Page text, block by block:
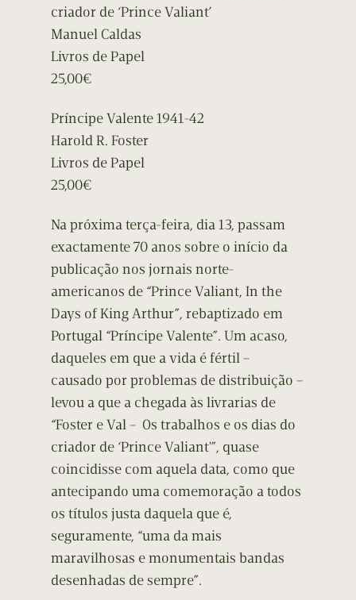
criador de ‘Prince Valiant’
Manuel Caldas
Livros de Papel
25,00€
Príncipe Valente 1941-42
Harold R. Foster
Livros de Papel
25,00€
Na próxima terça-feira, dia 13, passam
exactamente 70 anos sobre o início da
publicação nos jornais norte-
americanos de “Prince Valiant, In the
Days of King Arthur”, rebaptizado em
Portugal “Príncipe Valente”. Um acaso,
daqueles em que a vida é fértil –
causado por problemas de distribuição –
levou a que a chegada às livrarias de
“Foster e Val – Os trabalhos e os dias do
criador de ‘Prince Valiant'”, quase
coincidisse com aquela data, como que
antecipando uma comemoração a todos
os títulos justa daquela que é,
seguramente, “uma da mais
maravilhosas e monumentais bandas
desenhadas de sempre”.